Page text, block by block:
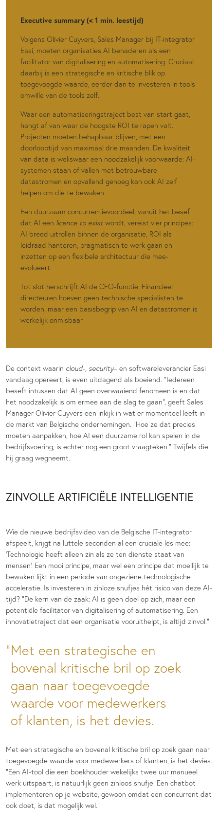
Executive summary (< 1 min. leestijd)
Volgens Olivier Cuyvers, Sales Manager bij IT-integrator
Easi, moeten organisaties AI benaderen als een
facilitator van digitalisering en automatisering. Cruciaal
daarbij is een strategische en kritische blik op
toegevoegde waarde, eerder dan te investeren in tools
omwille van de tools zelf.
Waar een automatiseringstraject best van start gaat,
hangt af van waar de hoogste ROI te rapen valt.
Projecten moeten behapbaar blijven, met een
doorlooptijd van maximaal drie maanden. De kwaliteit
van data is weliswaar een noodzakelijk voorwaarde: AI-
systemen staan of vallen met betrouwbare
datastromen en opvallend genoeg kan ook AI zelf
helpen om die te bewaken.
Een duurzaam concurrentievoordeel, vanuit het besef
dat AI een licence to exist wordt, vereist vier principes:
AI breed uitrollen binnen de organisatie, ROI als
leidraad hanteren, pragmatisch te werk gaan en
inzetten op een flexibele architectuur die mee-
evolueert.
Tot slot herschrijft AI de CFO-functie. Financieel
directeuren hoeven geen technische specialisten te
worden, maar een basisbegrip van AI en datastromen is
werkelijk onmisbaar.
De context waarin cloud-, security– en softwareleverancier Easi
vandaag opereert, is even uitdagend als boeiend. “Iedereen
beseft intussen dat AI geen overwaaiend fenomeen is en dat
het noodzakelijk is om ermee aan de slag te gaan”, geeft Sales
Manager Olivier Cuyvers een inkijk in wat er momenteel leeft in
de markt van Belgische ondernemingen. “Hoe ze dat precies
moeten aanpakken, hoe AI een duurzame rol kan spelen in de
bedrijfsvoering, is echter nog een groot vraagteken.” Twijfels die
hij graag wegneemt.
ZINVOLLE ARTIFICIËLE INTELLIGENTIE
Wie de nieuwe bedrijfsvideo van de Belgische IT-integrator
afspeelt, krijgt na luttele seconden al een cruciale les mee:
‘Technologie heeft alleen zin als ze ten dienste staat van
mensen’. Een mooi principe, maar wel een principe dat moeilijk te
bewaken lijkt in een periode van ongeziene technologische
acceleratie. Is investeren in zinloze snufjes hét risico van deze AI-
tijd? “De kern van de zaak: AI is geen doel op zich, maar een
potentiële facilitator van digitalisering of automatisering. Een
innovatietraject dat een organisatie vooruithelpt, is altijd zinvol.”
Met een strategische en
bovenal kritische bril op zoek
gaan naar toegevoegde
waarde voor medewerkers
of klanten, is het devies.
Met een strategische en bovenal kritische bril op zoek gaan naar
toegevoegde waarde voor medewerkers of klanten, is het devies.
“Een AI-tool die een boekhouder wekelijks twee uur manueel
werk uitspaart, is natuurlijk geen zinloos snufje. Een chatbot
implementeren op je website, gewoon omdat een concurrent dat
ook doet, is dat mogelijk wel.”